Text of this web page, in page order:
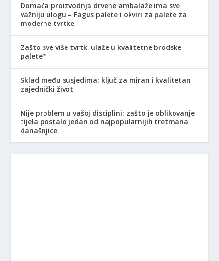
Domaća proizvodnja drvene ambalaže ima sve
važniju ulogu – Fagus palete i okviri za palete za
moderne tvrtke
Zašto sve više tvrtki ulaže u kvalitetne brodske
palete?
Sklad među susjedima: ključ za miran i kvalitetan
zajednički život
Nije problem u vašoj disciplini: zašto je oblikovanje
tijela postalo jedan od najpopularnijih tretmana
današnjice